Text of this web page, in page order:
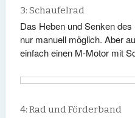
3: Schaufelrad
Das Heben und Senken
nur manuell möglich. Aber
einfach einen M-Motor mit
4: Rad und Förderband